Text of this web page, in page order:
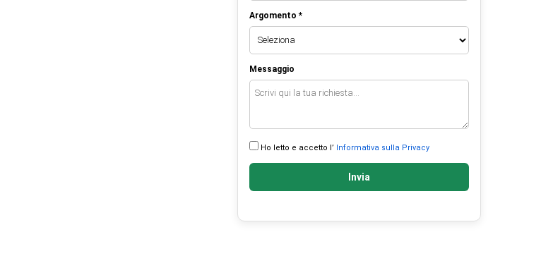
Argomento *
Messaggio
Ho letto e accetto l’ Informativa sulla Privacy
Invia